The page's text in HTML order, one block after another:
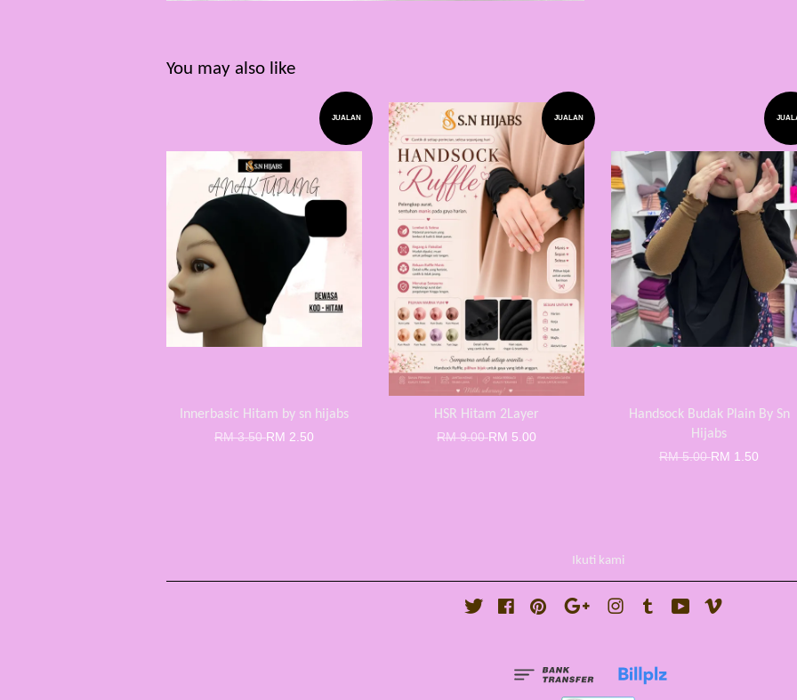
You may also like
JUALAN
Innerbasic Hitam by sn hijabs
RM 3.50RM 2.50
JUALAN
HSR Hitam 2Layer
RM 9.00RM 5.00
Handsock Budak Plain By Sn
Hijabs
RM 5.00RM 1.50
Ikuti kami
Twitter FacebookPinterest Google Instagram
Tumblr YouTube